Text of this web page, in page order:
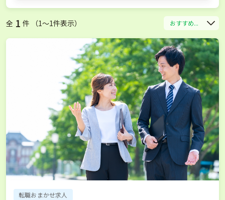
全 1 件 （1〜1件表示） おすすめ...
転職おまかせ求人